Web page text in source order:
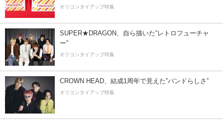
オリコンタイアップ特集
SUPER★DRAGON、自ら描いた”レトロフューチャ
ー”
オリコンタイアップ特集
CROWN HEAD、結成1周年で見えた”バンドらしさ”
オリコンタイアップ特集